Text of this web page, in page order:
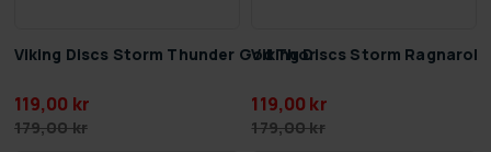
Viking Discs Storm Thunder God Thor
119,00 kr
179,00 kr
Viking Discs Storm Ragnarok
119,00 kr
179,00 kr